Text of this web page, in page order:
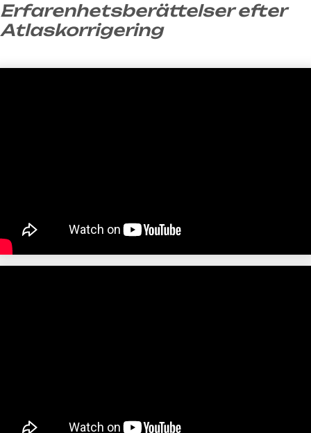
Erfarenhetsberättelser efter
Atlaskorrigering